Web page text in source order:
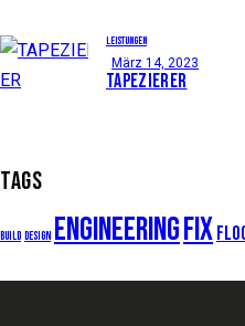
LEISTUNGEN
März 14, 2023
TAPEZIERER
TAGS
build design engineeringfix